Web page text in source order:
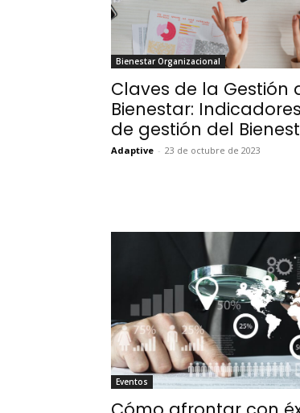
Bienestar Organizacional
Claves de la Gestión
Bienestar:
de gestión del
Adaptive - 23 de octubre de 2023
Eventos